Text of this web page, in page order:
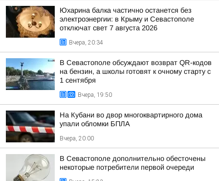
Юхарина балка частично останется без
электроэнергии: в Крыму и Севастополе
отключат свет 7 августа 2026
Вчера, 20:34
В Севастополе обсуждают возврат QR-кодов
на бензин, а школы готовят к очному старту с
1 сентября
Вчера, 19:50
На Кубани во двор многоквартирного дома
упали обломки БПЛА
Вчера, 20:00
В Севастополе дополнительно обесточены
некоторые потребители первой очереди